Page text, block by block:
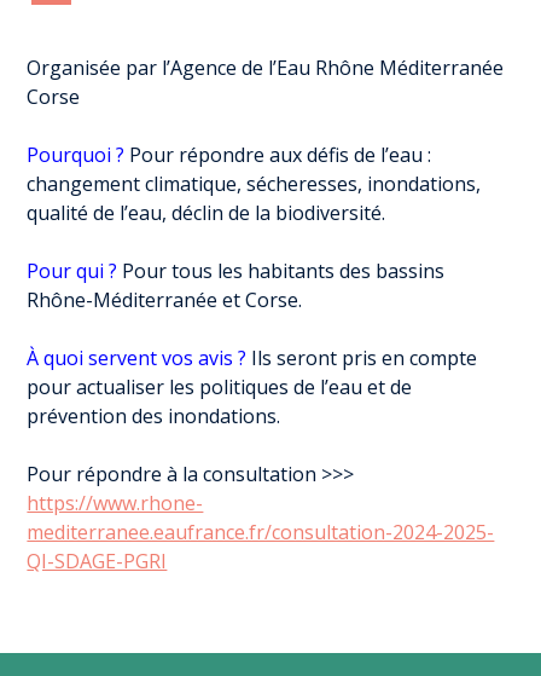
Organisée par l’Agence de l’Eau Rhône Méditerranée
Corse
Pourquoi ? Pour répondre aux défis de l’eau :
changement climatique, sécheresses, inondations,
qualité de l’eau, déclin de la biodiversité.
Pour qui ? Pour tous les habitants des bassins
Rhône-Méditerranée et Corse.
À quoi servent vos avis ? Ils seront pris en compte
pour actualiser les politiques de l’eau et de
prévention des inondations.
Pour répondre à la consultation >>>
https://www.rhone-
mediterranee.eaufrance.fr/consultation-2024-2025-
QI-SDAGE-PGRI